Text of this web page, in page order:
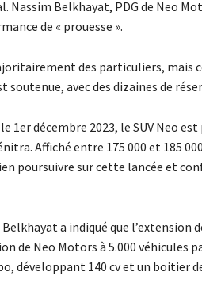
Belkhayat, PDG de Neo
de « prouesse ».
des particuliers, mais
soutenue, avec des dizaines de
1er décembre 2023, le SUV Neo
Affiché entre 175 000 et 185
poursuivre sur cette lancée et
a indiqué que
de Neo Motors à 5.000 véhicules
développant 140 cv et un boitier